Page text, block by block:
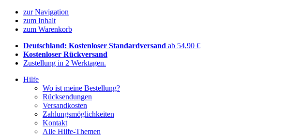
zur Navigation
zum Inhalt
zum Warenkorb
Deutschland: Kostenloser Standardversand ab 54,90 €
Kostenloser Rückversand
Zustellung in 2 Werktagen.
Hilfe
Wo ist meine Bestellung?
Rücksendungen
Versandkosten
Zahlungsmöglichkeiten
Kontakt
Alle Hilfe-Themen